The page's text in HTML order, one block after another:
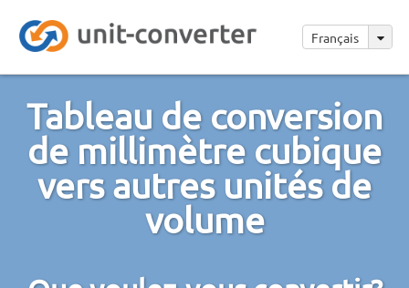
Français
Tableau de conversion
de millimètre cubique
vers autres unités de
volume